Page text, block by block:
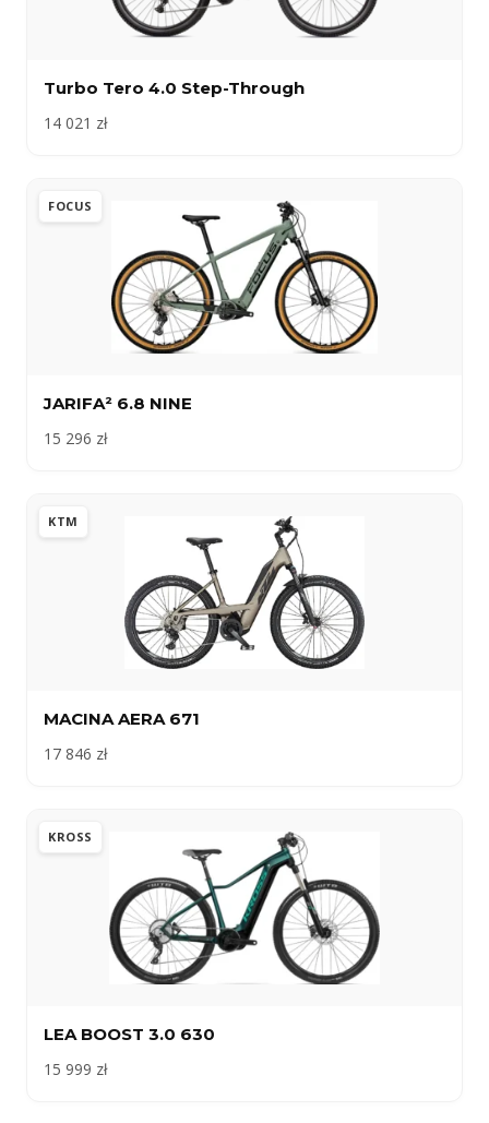
Turbo Tero 4.0 Step-Through
14 021 zł
FOCUS
JARIFA² 6.8 NINE
15 296 zł
KTM
MACINA AERA 671
17 846 zł
KROSS
LEA BOOST 3.0 630
15 999 zł